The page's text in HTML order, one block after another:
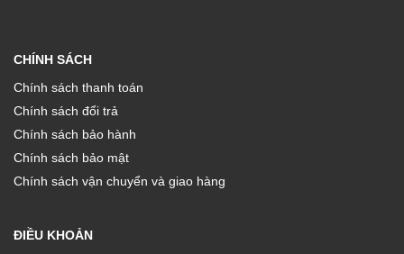
CHÍNH SÁCH
Chính sách thanh toán
Chính sách đổi trả
Chính sách bảo hành
Chính sách bảo mật
Chính sách vận chuyển và giao hàng
ĐIỀU KHOẢN